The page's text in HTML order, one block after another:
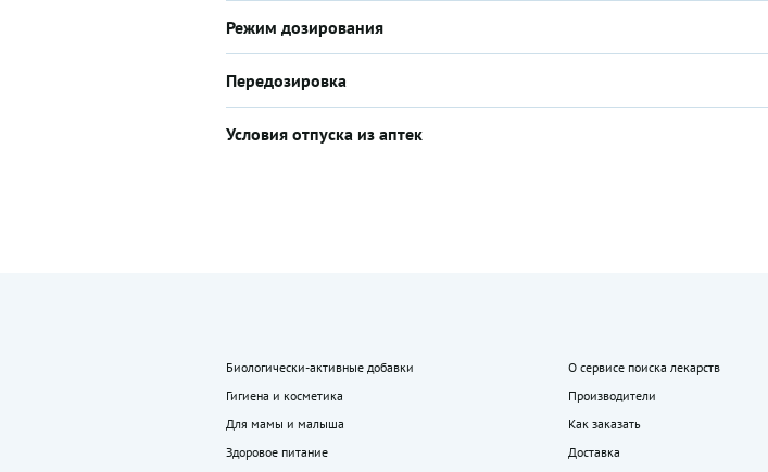
Режим дозирования
Передозировка
Условия отпуска из аптек
Биологически-активные добавки
Гигиена и косметика
Для мамы и малыша
Здоровое питание
О сервисе поиска лекарств
Производители
Как заказать
Доставка